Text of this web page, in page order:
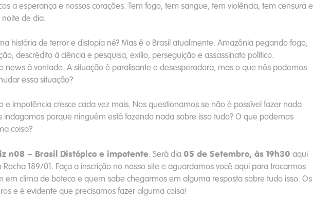
a esperança e nossos corações. Tem fogo, tem sangue, tem violência, tem censura e
de dia.
história de terror e distopia né? Mas é o Brasil atualmente. Amazônia pegando fogo,
descrédito à ciência e pesquisa, exílio, perseguição e assassinato político.
news à vontade. A situação é paralisante e desesperadora, mas o que nós podemos
essa situação?
e impotência cresce cada vez mais. Nos questionamos se não é possível fazer nada
indagamos porque ninguém está fazendo nada sobre isso tudo? O que podemos
coisa?
n08 – Brasil Distópico e impotente. Será dia 05 de Setembro, às 19h30 aqui
Rocha 189/01. Faça a inscrição no nosso site e aguardamos você aqui para trocarmos
em clima de boteco e quem sabe chegarmos em alguma resposta sobre tudo isso. Os
e é evidente que precisamos fazer alguma coisa!